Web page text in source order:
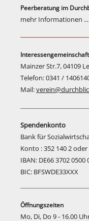
Peerberatung im
mehr Informationen ...
Mainzer Str.7, 04109
Telefon: 0341 /
Mail:
Spendenkonto
Bank für
Konto : 352 140 2 oder
IBAN: DE66 3702 0500
BIC: BFSWDE33XXX
Öffnungszeiten
Mo, Di, Do 9 - 16.00